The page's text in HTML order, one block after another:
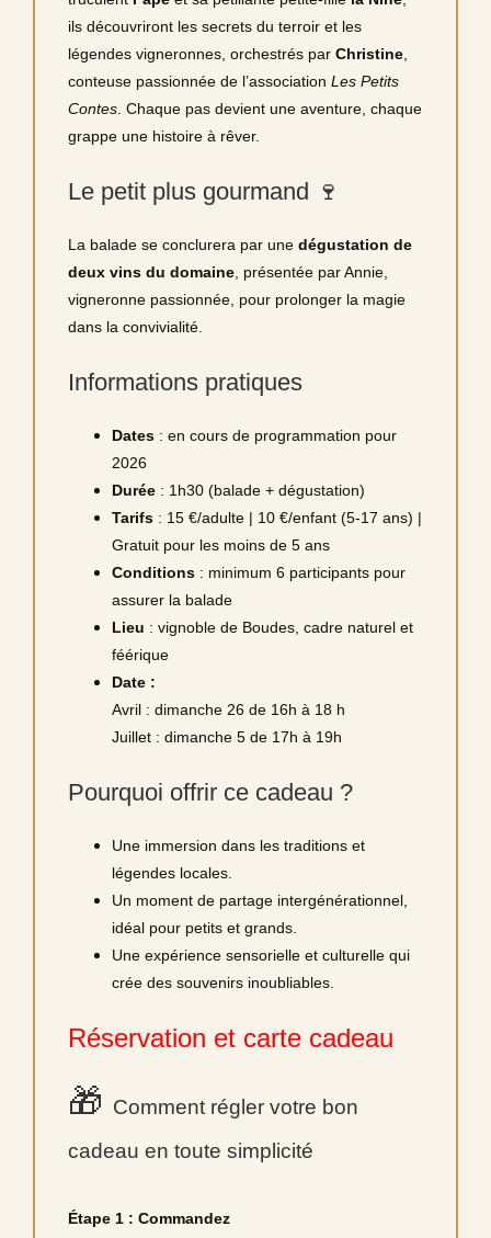
ils découvriront les secrets du terroir et les
légendes vigneronnes, orchestrés par Christine,
conteuse passionnée de l’association Les Petits
Contes. Chaque pas devient une aventure, chaque
grappe une histoire à rêver.
Le petit plus gourmand 🍷
La balade se conclurera par une dégustation de
deux vins du domaine, présentée par Annie,
vigneronne passionnée, pour prolonger la magie
dans la convivialité.
Informations pratiques
Dates: en cours de programmation pour
2026
Durée: 1h30 (balade + dégustation)
Tarifs: 15 €/adulte | 10 €/enfant (5‑17 ans) |
Gratuit pour les moins de 5 ans
Conditions: minimum 6 participants pour
assurer la balade
Lieu : vignoble de Boudes, cadre naturel et
féérique
Date :
Avril : dimanche 26 de 16h à 18 h
Juillet : dimanche 5 de 17h à 19h
Pourquoi offrir ce cadeau ?
Une immersion dans les traditions et
légendes locales.
Un moment de partage intergénérationnel,
idéal pour petits et grands.
Une expérience sensorielle et culturelle qui
crée des souvenirs inoubliables.
Réservation et carte cadeau
🎁 Comment régler votre bon
cadeau en toute simplicité
Étape 1 : Commandez